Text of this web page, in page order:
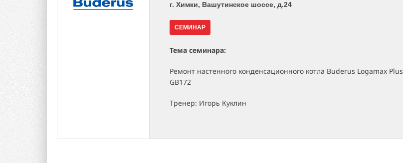
г. Химки, Вашутинское шоссе, д.24
СЕМИНАР
Тема семинара:
Ремонт настенного конденсационного котла Buderus Logamax Plus
GB172
Тренер: Игорь Куклин